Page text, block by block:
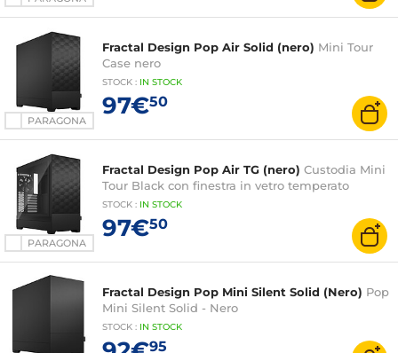
PARAGONA
Fractal Design Pop Air Solid (nero) Mini Tour
Case nero
STOCK : IN STOCK
97€50
PARAGONA
Fractal Design Pop Air TG (nero) Custodia Mini
Tour Black con finestra in vetro temperato
STOCK : IN STOCK
97€50
Fractal Design Pop Mini Silent Solid (Nero) Pop
Mini Silent Solid - Nero
STOCK : IN STOCK
95